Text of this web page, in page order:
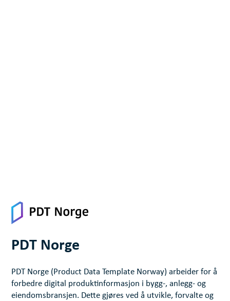
PDT Norge
PDT Norge (Product Data Template Norway) arbeider for å
forbedre digital produktinformasjon i bygg-, anlegg- og
eiendomsbransjen. Dette gjøres ved å utvikle, forvalte og